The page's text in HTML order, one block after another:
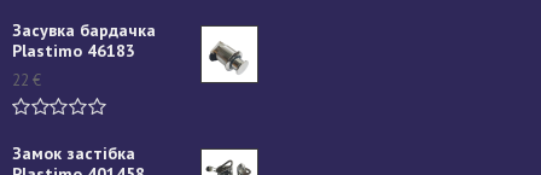
Засувка бардачка
Plastimo 46183
22 €
Замок застібка